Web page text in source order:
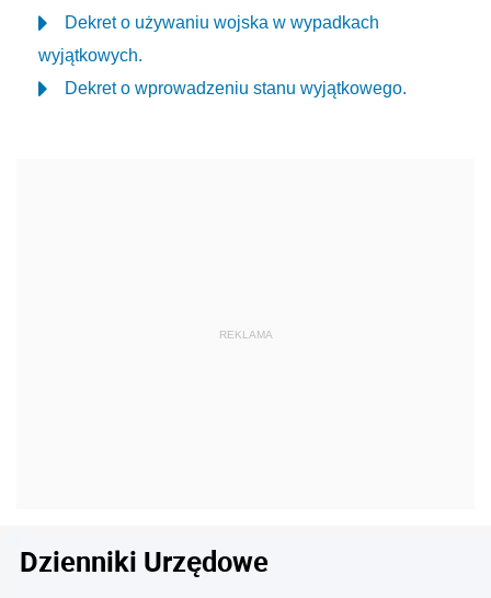
Dekret o używaniu wojska w wypadkach
wyjątkowych.
Dekret o wprowadzeniu stanu wyjątkowego.
Dzienniki Urzędowe